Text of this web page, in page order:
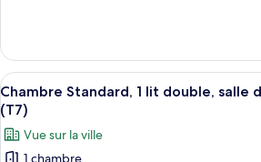
Standard,
2
chambres,
salle
de
bains
le
type
de
chambre
Chambre
Standard,
2
Afficher
toutes
les
photos
Une
1
Chambre Standard, 1 lit double, salle
(T7)
Vue sur la ville
1 chambre